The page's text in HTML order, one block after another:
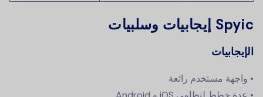
Spyic إيجابيات وسلبيات
الإيجابيات
• واجهة مستخدم رائعة